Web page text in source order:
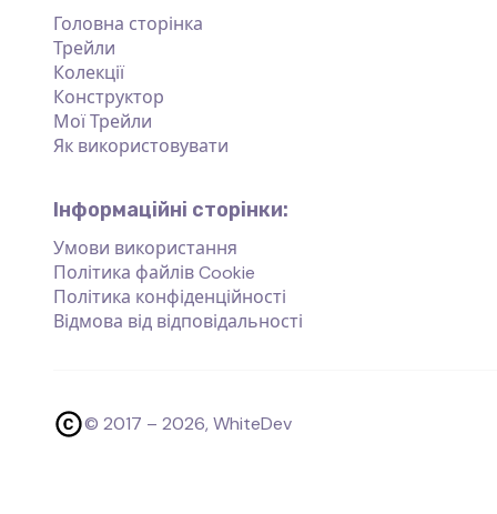
Головна сторінка
Трейли
Колекції
Конструктор
Мої Трейли
Як використовувати
Інформаційні сторінки:
Умови використання
Політика файлів Cookie
Політика конфіденційності
Відмова від відповідальності
© 2017 – 2026, WhiteDev